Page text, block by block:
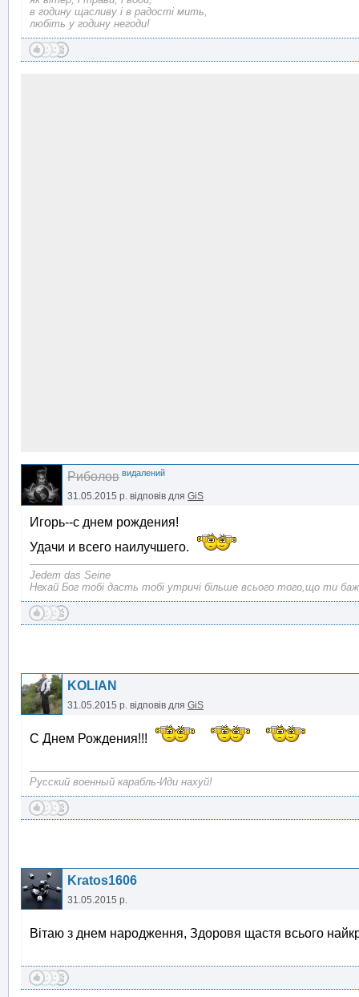
в годину щасливу і в радості мить,
любіть у годину негоди!
Риболов видалений
31.05.2015 р. відповів для GiS
Игорь--с днем рождения!
Удачи и всего наилучшего.
Jedem das Seine
Нехай Бог тобі дасть тобі утричі більше всього того,що ти
KOLIAN
31.05.2015 р. відповів для GiS
С Днем Рождения!!!
Русский военный карабль-Иди нахуй!
Kratos1606
31.05.2015 р.
Вітаю з днем народження, Здоровя щастя всього